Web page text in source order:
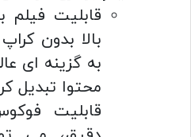
بالا بدون کراپ
به گزینه ای
محتوا تبدیل
قابلیت